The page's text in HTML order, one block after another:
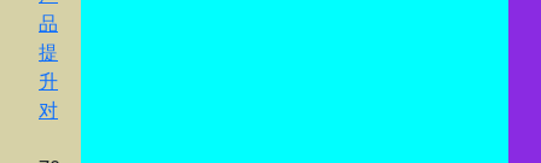
品
提
升
对